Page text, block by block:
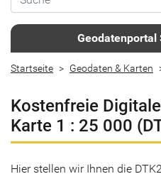
Geodatenportal
Startseite Geodaten & Karten
Kostenfreie
Karte 1 : 25 000
Hier stellen wir Ihnen die